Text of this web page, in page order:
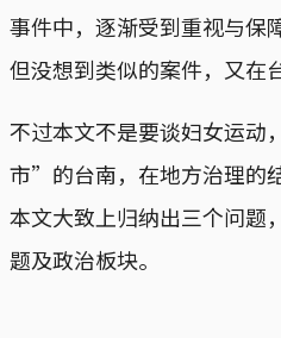
事件中，逐渐受到重视与保
但没想到类似的案件，又在
不过本文不是要谈妇女运
市”的台南，在地方治理的
本文大致上归纳出三个问题
题及政治板块。